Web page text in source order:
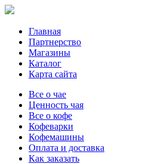
Главная
Партнерство
Магазины
Каталог
Карта сайта
Все о чае
Ценность чая
Все о кофе
Кофеварки
Кофемашины
Оплата и доставка
Как заказать